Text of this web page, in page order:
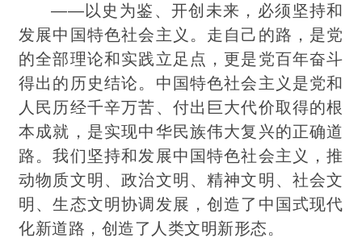
——以史为鉴、开创未来，必须坚持和
发展中国特色社会主义。走自己的路，是党
的全部理论和实践立足点，更是党百年奋斗
得出的历史结论。中国特色社会主义是党和
人民历经千辛万苦、付出巨大代价取得的根
本成就，是实现中华民族伟大复兴的正确道
路。我们坚持和发展中国特色社会主义，推
动物质文明、政治文明、精神文明、社会文
明、生态文明协调发展，创造了中国式现代
化新道路，创造了人类文明新形态。